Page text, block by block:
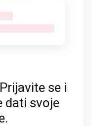
se i
dati svoje